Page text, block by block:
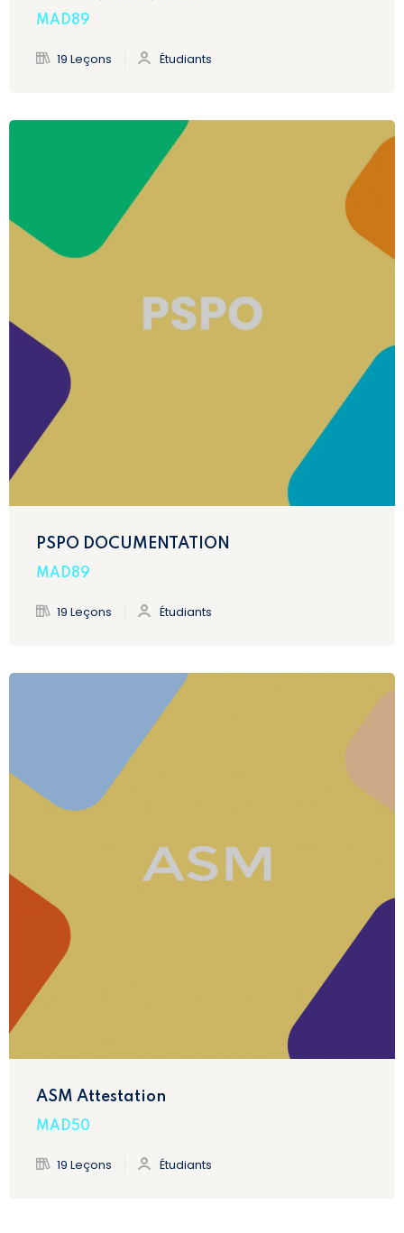
MAD89
19 Leçons Étudiants
PSPO DOCUMENTATION
MAD89
19 Leçons Étudiants
ASM Attestation
MAD50
19 Leçons Étudiants